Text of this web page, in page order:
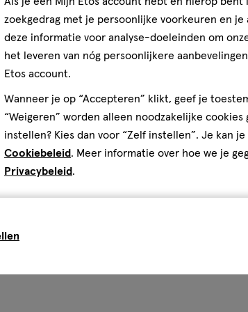
is perfect!
(4) Melden
5.0
laden
zoekgedrag met je persoonlijke voorkeuren en
deze informatie voor analyse-doeleinden om
het leveren van nóg persoonlijkere
Etos account.
Wanneer je op “Accepteren” klikt, geef je
“Weigeren” worden alleen noodzakelijke
instellen? Kies dan voor “Zelf instellen”. Je kan
Cookiebeleid. Meer informatie over hoe we je
Privacybeleid.